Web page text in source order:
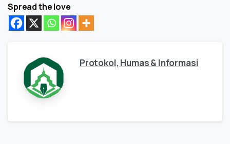
Spread the love
Protokol, Humas & Informasi